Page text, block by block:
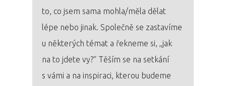
to, co jsem sama mohla/měla dělat
lépe nebo jinak. Společně se zastavíme
u některých témat a řekneme si, „jak
na to jdete vy?“ Těším se na setkání
s vámi a na inspiraci, kterou budeme